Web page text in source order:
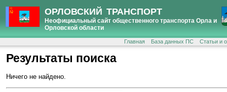
ОРЛОВСКИЙ ТРАНСПОРТ
Неофициальный сайт общественного транспорта Орла и
Орловской области
Главная База данных ПС Статьи и
Результаты поиска
Ничего не найдено.